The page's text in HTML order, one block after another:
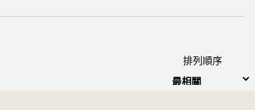
排列順序